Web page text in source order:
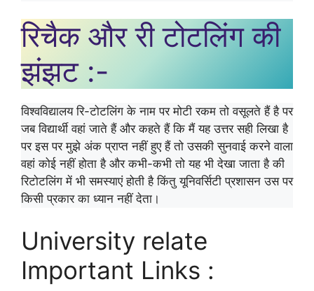
रिचैक और री टोटलिंग की
झंझट :-
विश्वविद्यालय रि-टोटलिंग के नाम पर मोटी रकम तो वसूलते हैं है पर
जब विद्यार्थी वहां जाते हैं और कहते हैं कि मैं यह उत्तर सही लिखा है
पर इस पर मुझे अंक प्राप्त नहीं हुए हैं तो उसकी सुनवाई करने वाला
वहां कोई नहीं होता है और कभी-कभी तो यह भी देखा जाता है की
रिटोटलिंग में भी समस्याएं होती है किंतु यूनिवर्सिटी प्रशासन उस पर
किसी प्रकार का ध्यान नहीं देता।
University relate
Important Links :